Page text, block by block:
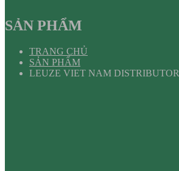
SẢN PHẨM
TRANG CHỦ
SẢN PHẨM
LEUZE VIET NAM DISTRIBUTOR